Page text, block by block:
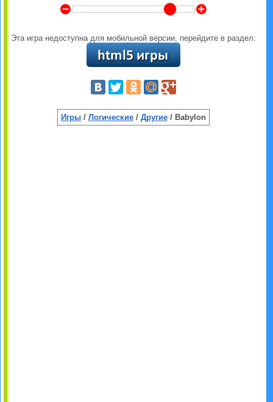
Y Z
Эта игра недоступна для мобильной версии, перейдите в раздел:
Игры/ Логические/ Другие/ Babylon